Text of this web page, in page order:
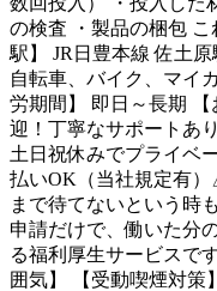
の検査 ・製品の梱包
駅】 JR日豊本線 佐土
自転車、バイク、マイ
労期間】 即日～長期
迎！丁寧なサポートあ
土日祝休みでプライ
払いOK（当社規定有
まで待てないという時
申請だけで、働いた分
る福利厚生サービスで
囲気】 【受動喫煙対策